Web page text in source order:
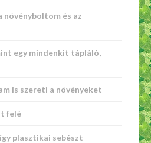
növényboltom és az
egy mindenkit tápláló,
is szereti a növényeket
felé
plasztikai sebészt